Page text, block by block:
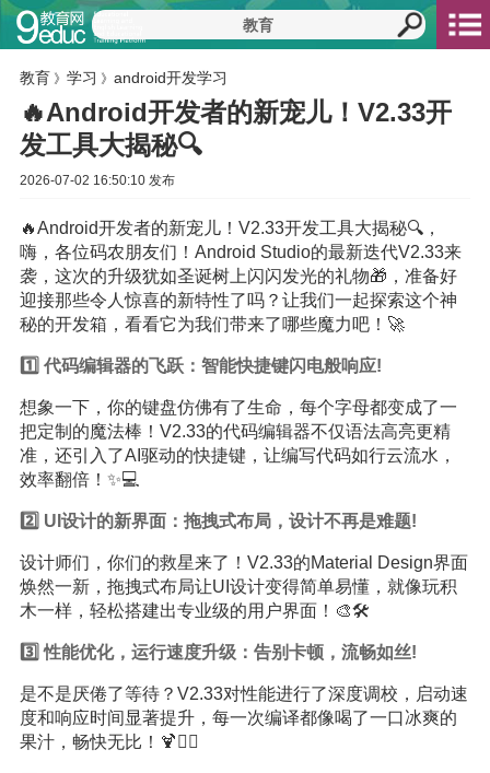
教育 》 学习 》 android开发学习
🔥Android开发者的新宠儿！V2.33开
发工具大揭秘🔍
2026-07-02 16:50:10 发布
🔥Android开发者的新宠儿！V2.33开发工具大揭秘🔍，
嗨，各位码农朋友们！Android Studio的最新迭代V2.33来
袭，这次的升级犹如圣诞树上闪闪发光的礼物🎁，准备好
迎接那些令人惊喜的新特性了吗？让我们一起探索这个神
秘的开发箱，看看它为我们带来了哪些魔力吧！🚀
1️⃣ 代码编辑器的飞跃：智能快捷键闪电般响应!
想象一下，你的键盘仿佛有了生命，每个字母都变成了一
把定制的魔法棒！V2.33的代码编辑器不仅语法高亮更精
准，还引入了AI驱动的快捷键，让编写代码如行云流水，
效率翻倍！✨💻
2️⃣ UI设计的新界面：拖拽式布局，设计不再是难题!
设计师们，你们的救星来了！V2.33的Material Design界面
焕然一新，拖拽式布局让UI设计变得简单易懂，就像玩积
木一样，轻松搭建出专业级的用户界面！🎨🛠️
3️⃣ 性能优化，运行速度升级：告别卡顿，流畅如丝!
是不是厌倦了等待？V2.33对性能进行了深度调校，启动速
度和响应时间显著提升，每一次编译都像喝了一口冰爽的
果汁，畅快无比！🍹🏃‍♂️